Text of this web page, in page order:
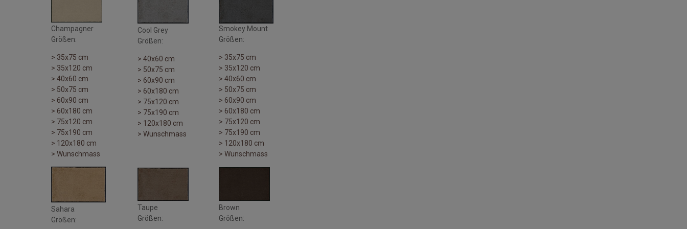
Champagner
Größen:
> 35x75 cm
> 35x120 cm
> 40x60 cm
> 50x75 cm
> 60x90 cm
> 60x180 cm
> 75x120 cm
> 75x190 cm
> 120x180 cm
> Wunschmass
Cool Grey
Größen:
> 40x60 cm
> 50x75 cm
> 60x90 cm
> 60x180 cm
> 75x120 cm
> 75x190 cm
> 120x180 cm
> Wunschmass
Smokey Mount
Größen:
> 35x75 cm
> 35x120 cm
> 40x60 cm
> 50x75 cm
> 60x90 cm
> 60x180 cm
> 75x120 cm
> 75x190 cm
> 120x180 cm
> Wunschmass
Sahara
Größen:
Taupe
Größen:
Brown
Größen: